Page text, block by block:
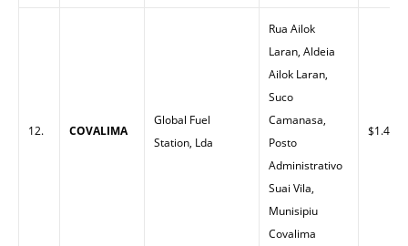
12. COVALIMA
Global Fuel
Station, Lda
Rua Ailok
Laran, Aldeia
Ailok Laran,
Suco
Camanasa,
Posto
Administrativo
Suai Vila,
Munisipiu
Covalima
$1.45